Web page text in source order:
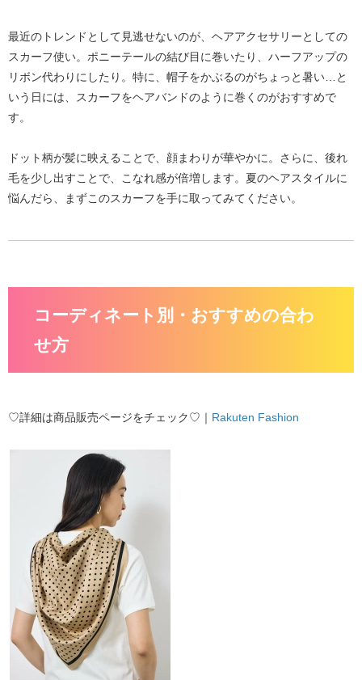
最近のトレンドとして見逃せないのが、 ヘアアクセサリーとしての
スカーフ使い。ポニーテールの結び目に巻いたり、ハーフアップの
リボン代わりにしたり。特に、帽子をかぶるのがちょっと暑い…と
いう日には、スカーフをヘアバンドのように巻くのがおすすめで
す。
ドット柄が髪に映えることで、 顔まわりが華やかに 。さらに、後れ
毛を少し出すことで、こなれ感が倍増します。夏のヘアスタイルに
悩んだら、まずこのスカーフを手に取ってみてください。
コーディネート別・おすすめの合わ
せ方
♡詳細は商品販売ページをチェック♡｜ Rakuten Fashion